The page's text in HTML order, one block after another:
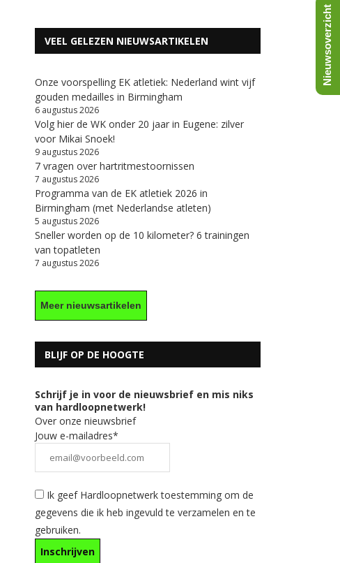
VEEL GELEZEN NIEUWSARTIKELEN
Onze voorspelling EK atletiek: Nederland wint vijf
gouden medailles in Birmingham
6 augustus 2026
Volg hier de WK onder 20 jaar in Eugene: zilver
voor Mikai Snoek!
9 augustus 2026
7 vragen over hartritmestoornissen
7 augustus 2026
Programma van de EK atletiek 2026 in
Birmingham (met Nederlandse atleten)
5 augustus 2026
Sneller worden op de 10 kilometer? 6 trainingen
van topatleten
7 augustus 2026
Meer nieuwsartikelen
BLIJF OP DE HOOGTE
Schrijf je in voor de nieuwsbrief en mis niks
van hardloopnetwerk!
Over onze nieuwsbrief
Jouw e-mailadres*
Ik geef Hardloopnetwerk toestemming om de
gegevens die ik heb ingevuld te verzamelen en te
gebruiken.
Nieuwsoverzicht